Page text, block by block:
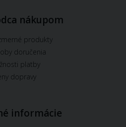
nákupom
produkty
doručenia
platby
dopravy
informácie